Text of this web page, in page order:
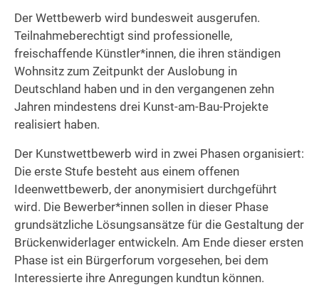
Der Wettbewerb wird bundesweit ausgerufen.
Teilnahmeberechtigt sind professionelle,
freischaffende Künstler*innen, die ihren ständigen
Wohnsitz zum Zeitpunkt der Auslobung in
Deutschland haben und in den vergangenen zehn
Jahren mindestens drei Kunst-am-Bau-Projekte
realisiert haben.
Der Kunstwettbewerb wird in zwei Phasen organisiert:
Die erste Stufe besteht aus einem offenen
Ideenwettbewerb, der anonymisiert durchgeführt
wird. Die Bewerber*innen sollen in dieser Phase
grundsätzliche Lösungsansätze für die Gestaltung der
Brückenwiderlager entwickeln. Am Ende dieser ersten
Phase ist ein Bürgerforum vorgesehen, bei dem
Interessierte ihre Anregungen kundtun können.